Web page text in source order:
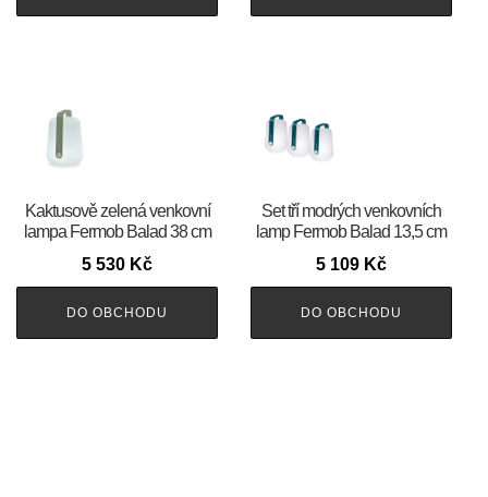
Kaktusově zelená venkovní
lampa Fermob Balad 38 cm
5 530 Kč
DO OBCHODU
Set tří modrých venkovních
lamp Fermob Balad 13,5 cm
5 109 Kč
DO OBCHODU